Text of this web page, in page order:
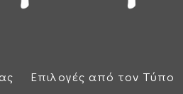
Επιλογές από τον Τύπο